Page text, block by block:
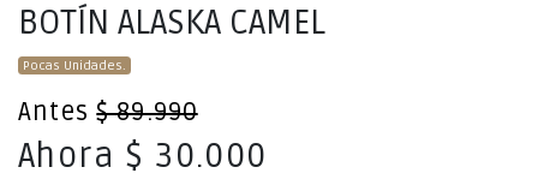
BOTÍN ALASKA CAMEL
Pocas Unidades.
Antes$ 89.990
Ahora $ 30.000